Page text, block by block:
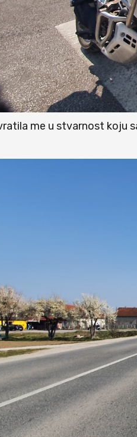
me u stvarnost koju